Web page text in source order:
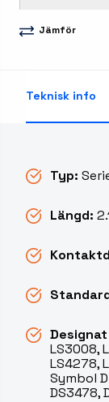
Jämför
Teknisk info
Typ:
Längd:
LS3008,
LS4278,
Symbol
DS3478,